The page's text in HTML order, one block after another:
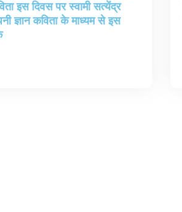
इस दिवस पर स्वामी सत्येंद्र
ज्ञान कविता के माध्यम से इस